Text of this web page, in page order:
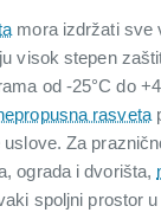
mora izdržati sve
visok stepen
od -25°C do
rasveta
Za
ograda i dvorišta,
spoljni prostor